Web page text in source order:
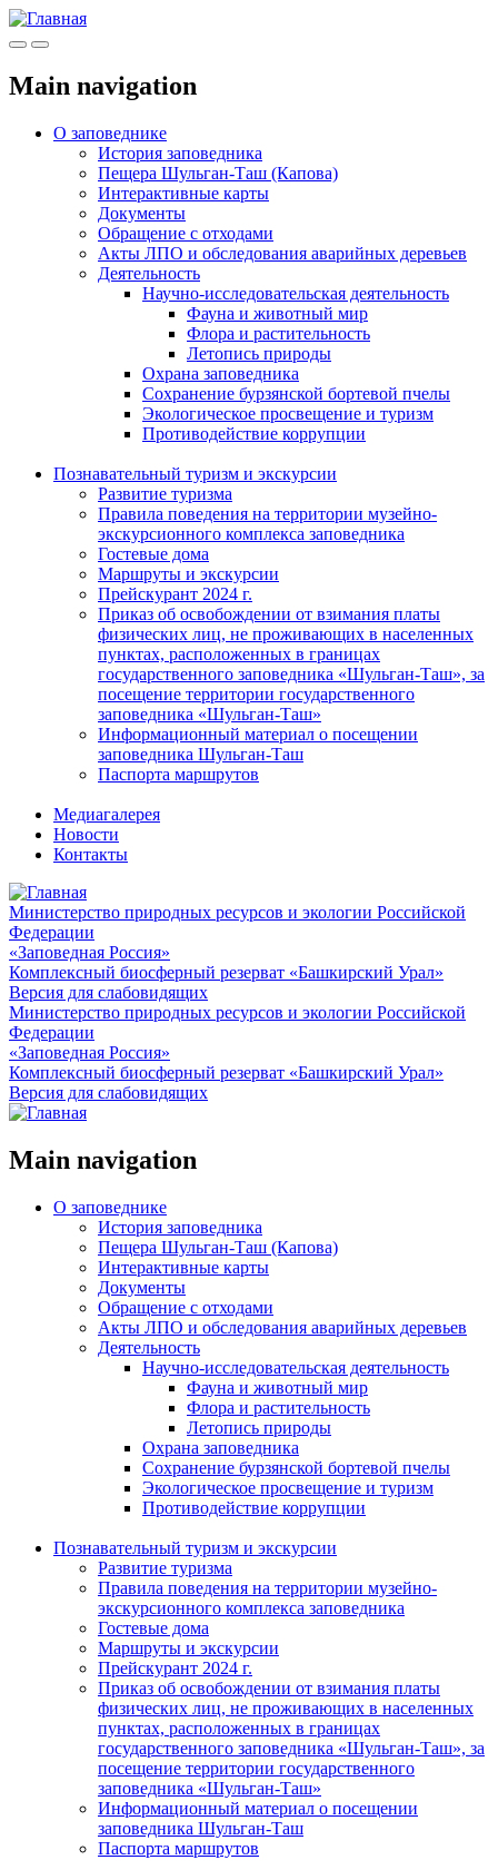
МенюИнфо
Main navigation
О заповеднике
История заповедника
Пещера Шульган-Таш (Капова)
Интерактивные карты
Документы
Обращение с отходами
Акты ЛПО и обследования аварийных деревьев
Деятельность
Научно-исследовательская деятельность
Фауна и животный мир
Флора и растительность
Летопись природы
Охрана заповедника
Сохранение бурзянской бортевой пчелы
Экологическое просвещение и туризм
Противодействие коррупции
Познавательный туризм и экскурсии
Развитие туризма
Правила поведения на территории музейно-
экскурсионного комплекса заповедника
Гостевые дома
Маршруты и экскурсии
Прейскурант 2024 г.
Приказ об освобождении от взимания платы
физических лиц, не проживающих в населенных
пунктах, расположенных в границах
государственного заповедника «Шульган-Таш», за
посещение территории государственного
заповедника «Шульган-Таш»
Информационный материал о посещении
заповедника Шульган-Таш
Паспорта маршрутов
Медиагалерея
Новости
Контакты
Министерство природных ресурсов и экологии Российской
Федерации
«Заповедная Россия»
Комплексный биосферный резерват «Башкирский Урал»
Версия для слабовидящих
Министерство природных ресурсов и экологии Российской
Федерации
«Заповедная Россия»
Комплексный биосферный резерват «Башкирский Урал»
Версия для слабовидящих
Main navigation
О заповеднике
История заповедника
Пещера Шульган-Таш (Капова)
Интерактивные карты
Документы
Обращение с отходами
Акты ЛПО и обследования аварийных деревьев
Деятельность
Научно-исследовательская деятельность
Фауна и животный мир
Флора и растительность
Летопись природы
Охрана заповедника
Сохранение бурзянской бортевой пчелы
Экологическое просвещение и туризм
Противодействие коррупции
Познавательный туризм и экскурсии
Развитие туризма
Правила поведения на территории музейно-
экскурсионного комплекса заповедника
Гостевые дома
Маршруты и экскурсии
Прейскурант 2024 г.
Приказ об освобождении от взимания платы
физических лиц, не проживающих в населенных
пунктах, расположенных в границах
государственного заповедника «Шульган-Таш», за
посещение территории государственного
заповедника «Шульган-Таш»
Информационный материал о посещении
заповедника Шульган-Таш
Паспорта маршрутов